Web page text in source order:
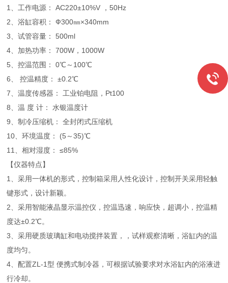
1、工作电源： AC220±10%V ，50Hz
2、浴缸容积： Ф300㎜×340mm
3、试管容量： 500ml
4、加热功率： 700W，1000W
5、控温范围： 0℃～100℃
6、 控温精度： ±0.2℃
7、温度传感器： 工业铂电阻，Pt100
8、温 度 计： 水银温度计
9、制冷压缩机： 全封闭式压缩机
10、环境温度： (5～35)℃
11、相对湿度： ≤85%
【仪器特点】
1、采用一体机的形式，控制箱采用人性化设计，控制开关采用轻触
键形式，设计新颖。
2、采用智能液晶显示温控仪，控温迅速，响应快，超调小，控温精
度达±0.2℃。
3、采用硬质玻璃缸和电动搅拌装置，，试样观察清晰，浴缸内的温
度均匀。
4、配置ZL-1型 便携式制冷器，可根据试验要求对水浴缸内的浴液进
行冷却。